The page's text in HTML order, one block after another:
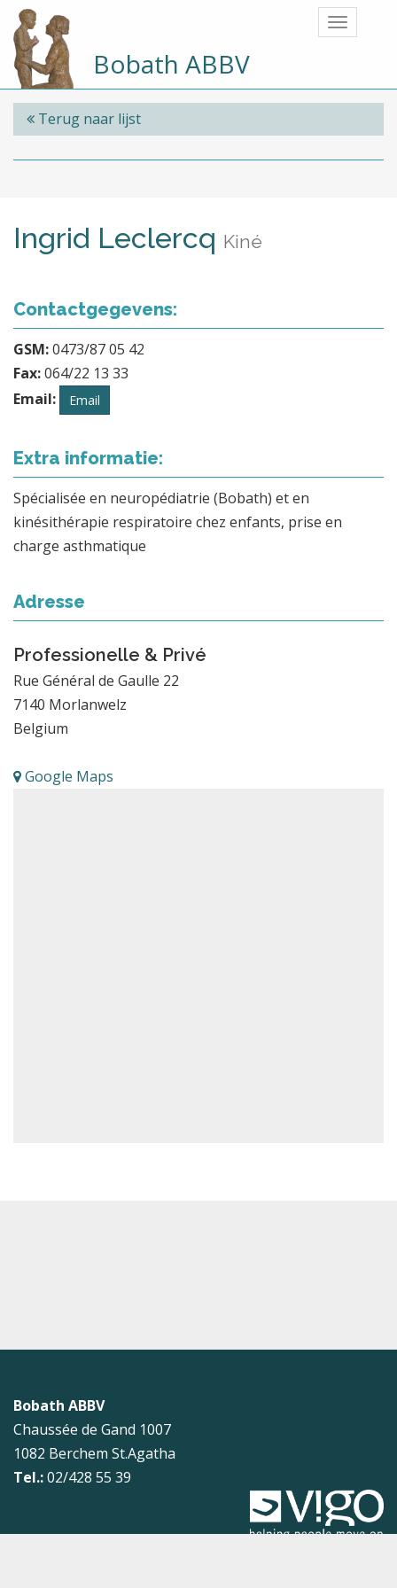
Bobath ABBV
Terug naar lijst
Ingrid Leclercq Kiné
Contactgegevens:
GSM:0473/87 05 42
Fax:064/22 13 33
Email:
Email
Extra informatie:
Spécialisée en neuropédiatrie (Bobath) et en
kinésithérapie respiratoire chez enfants, prise en
charge asthmatique
Adresse
Professionelle & Privé
Rue Général de Gaulle 22
7140 Morlanwelz
Belgium
Google Maps
Bobath ABBV
Chaussée de Gand 1007
1082 Berchem St.Agatha
Tel.:02/428 55 39